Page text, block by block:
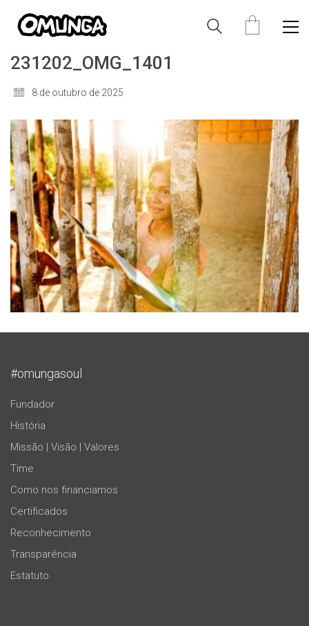
231202_OMG_1401
8 de outubro de 2025
#omungasoul
Fundador
História
Missão | Visão | Valores
Time
Como nos financiamos
Certificados
Reconhecimento
Transparência
Estatuto